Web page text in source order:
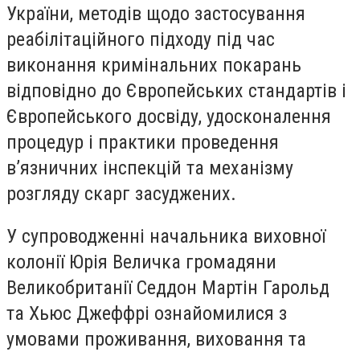
України, методів щодо застосування
реабілітаційного підходу під час
виконання кримінальних покарань
відповідно до Європейських стандартів і
Європейського досвіду, удосконалення
процедур і практики проведення
в’язничних інспекцій та механізму
розгляду скарг засуджених.
У супроводженні начальника виховної
колонії Юрія Величка громадяни
Великобританії Седдон Мартін Гарольд
та Хьюс Джеффрі ознайомилися з
умовами проживання, виховання та